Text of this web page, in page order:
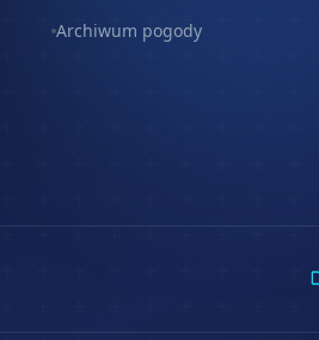
Archiwum pogody